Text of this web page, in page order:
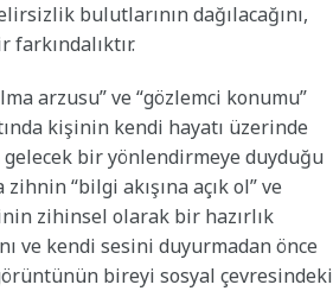
bulutlarının dağılacağını,
arzusu” ve “gözlemci konumu”
kişinin kendi hayatı üzerinde
bir yönlendirmeye duyduğu
“bilgi akışına açık ol” ve
zihinsel olarak bir hazırlık
ve kendi sesini duyurmadan önce
bireyi sosyal çevresindeki